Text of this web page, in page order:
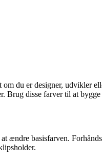
du er designer, udvikler
disse farver til at
basisfarven.